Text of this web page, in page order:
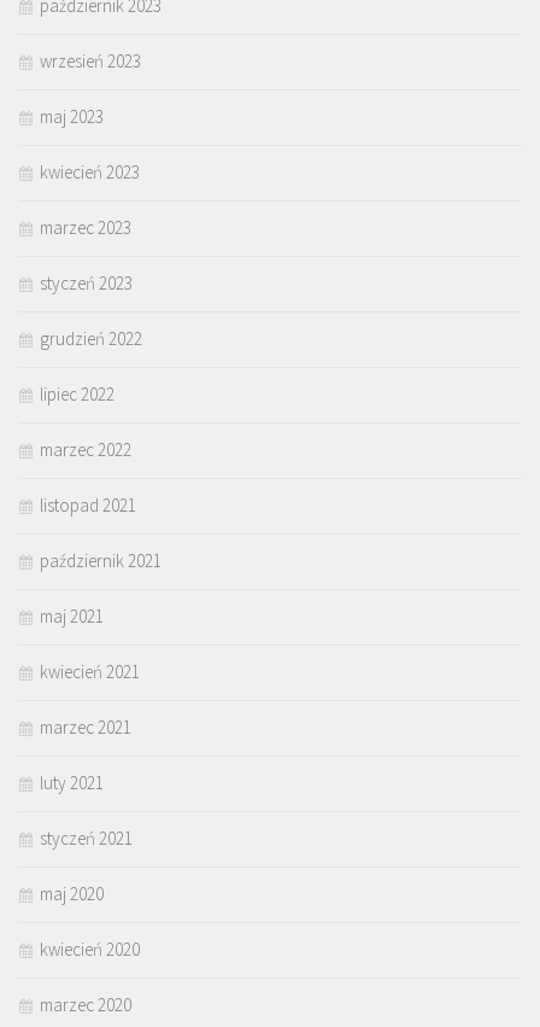
październik 2023
wrzesień 2023
maj 2023
kwiecień 2023
marzec 2023
styczeń 2023
grudzień 2022
lipiec 2022
marzec 2022
listopad 2021
październik 2021
maj 2021
kwiecień 2021
marzec 2021
luty 2021
styczeń 2021
maj 2020
kwiecień 2020
marzec 2020